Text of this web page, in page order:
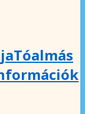
Tóalmás